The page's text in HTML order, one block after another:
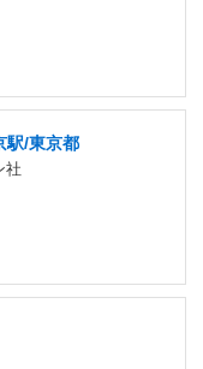
駅/東京都
社